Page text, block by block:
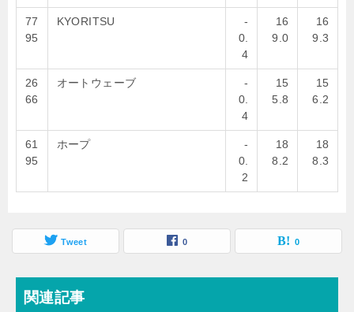
77
95
KYORITSU
-
0.
4
16
9.0
16
9.3
26
66
オートウェーブ
-
0.
4
15
5.8
15
6.2
61
95
ホープ
-
0.
2
18
8.2
18
8.3
Tweet 0 0
関連記事